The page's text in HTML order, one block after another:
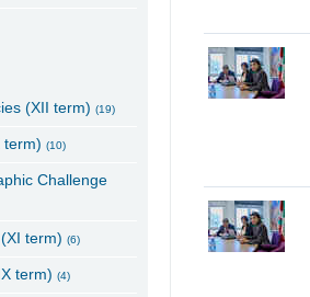
(XII term)(19)
term)(10)
Challenge
(XI term)(6)
term)(4)